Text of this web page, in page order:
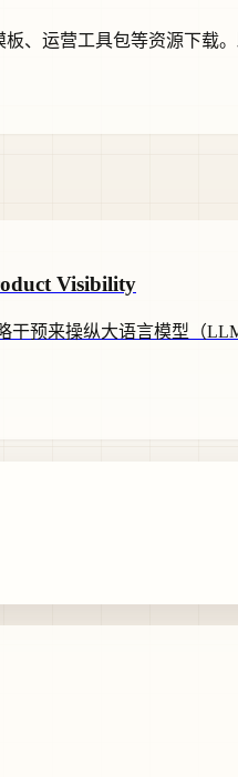
、运营工具包等资源下载
Visibility
预来操纵大语言模型（